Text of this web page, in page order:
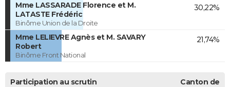
Mme LASSARADE Florence et M.
LATASTE Frédéric
Binôme Union de la Droite
30,22%
Mme LELIEVRE Agnès et M. SAVARY
Robert
Binôme Front National
21,74%
Participation au scrutin
Canton de